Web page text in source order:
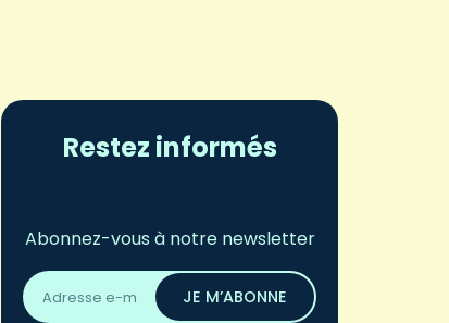
Restez informés
Abonnez-vous à notre newsletter
Adresse
email
*
JE M’ABONNE